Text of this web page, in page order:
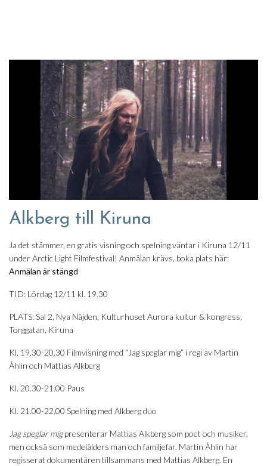
Alkberg till Kiruna
Ja det stämmer, en gratis visning och spelning väntar i Kiruna 12/11
under Arctic Light Filmfestival! Anmälan krävs, boka plats här:
Anmälan är stängd
TID: Lördag 12/11 kl. 19.30
PLATS: Sal 2, Nya Nåjden, Kulturhuset Aurora kultur & kongress,
Torggatan, Kiruna
Kl. 19.30-20.30 Filmvisning med “Jag speglar mig” i regi av Martin
Åhlin och Mattias Alkberg
Kl. 20.30-21.00 Paus
Kl. 21.00-22.00 Spelning med Alkberg duo
Jag speglar migpresenterar Mattias Alkberg som poet och musiker,
men också som medelålders man och familjefar. Martin Åhlin har
regisserat dokumentären tillsammans med Mattias Alkberg. En